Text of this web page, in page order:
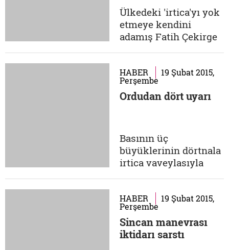
geçtiği, 30 irtica
örgütünün teröre
başlamaya
hazırlandığı...
Ülkedeki 'irtica'yı yok
etmeye kendini
adamış Fatih Çekirge
haberinden biri olan
bu manşet, bir gün
önce Genelkurmay
brifinge katılanlara
dikte edilen 'irticanın
bölücü terörün yerini
HABER 19 Şubat 2015,
Perşembe
Ordudan dört uyarı
Basının üç
büyüklerinin dörtnala
irtica vaveylasıyla
'çağdaşlık ve laiklik'
bilincinde her dönem
zirvede yer alan
Cumhuriyet
HABER 19 Şubat 2015,
Perşembe
Sincan manevrası
iktidarı sarstı